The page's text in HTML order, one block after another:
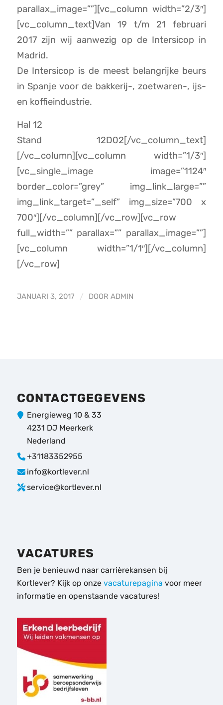
parallax_image=””][vc_column width=”2/3″]
[vc_column_text]Van 19 t/m 21 februari
2017 zijn wij aanwezig op de Intersicop in
Madrid.
De Intersicop is de meest belangrijke beurs
in Spanje voor de bakkerij-, zoetwaren-, ijs-
en koffieindustrie.
Hal 12
Stand 12D02[/vc_column_text]
[/vc_column][vc_column width=”1/3″]
[vc_single_image image=”1124″
border_color=”grey” img_link_large=””
img_link_target=”_self” img_size=”700 x
700″][/vc_column][/vc_row][vc_row
full_width=”” parallax=”” parallax_image=””]
[vc_column width=”1/1″][/vc_column]
[/vc_row]
JANUARI 3, 2017 / DOOR ADMIN
CONTACTGEGEVENS
Energieweg 10 & 33
4231 DJ Meerkerk
Nederland
+31183352955
info@kortlever.nl
service@kortlever.nl
VACATURES
Ben je benieuwd naar carrièrekansen bij
Kortlever? Kijk op onze vacaturepagina voor meer
informatie en openstaande vacatures!